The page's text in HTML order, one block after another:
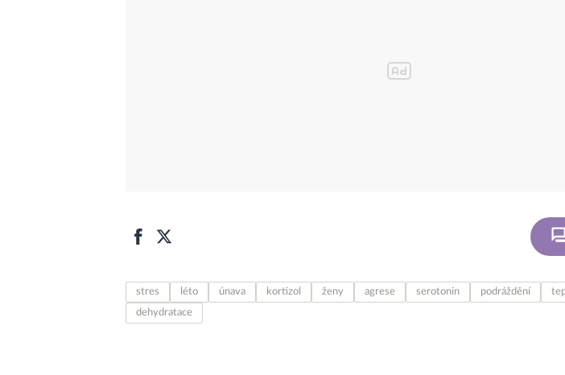
stres léto únava kortizol ženy agrese serotonin podráždění
dehydratace